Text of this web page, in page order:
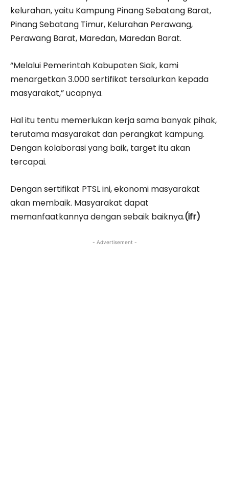
kelurahan, yaitu Kampung Pinang Sebatang Barat,
Pinang Sebatang Timur, Kelurahan Perawang,
Perawang Barat, Maredan, Maredan Barat.
“Melalui Pemerintah Kabupaten Siak, kami
menargetkan 3.000 sertifikat tersalurkan kepada
masyarakat,” ucapnya.
Hal itu tentu memerlukan kerja sama banyak pihak,
terutama masyarakat dan perangkat kampung.
Dengan kolaborasi yang baik, target itu akan
tercapai.
Dengan sertifikat PTSL ini, ekonomi masyarakat
akan membaik. Masyarakat dapat
memanfaatkannya dengan sebaik baiknya.(ifr)
- Advertisement -